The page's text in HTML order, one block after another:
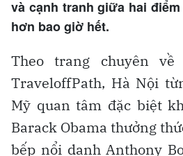
và cạnh tranh giữa hai
hơn bao giờ hết.
Theo trang chuyên
TraveloffPath, Hà Nội
Mỹ quan tâm đặc biệt
Barack Obama thưởng
bếp nổi danh Anthony